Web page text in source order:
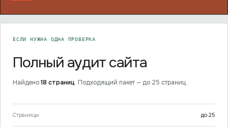
ЕСЛИ НУЖНА ОДНА ПРОВЕРКА
Полный аудит сайта
Найдено18 страниц. Подходящий пакет — до 25 страниц.
Страницы до 25